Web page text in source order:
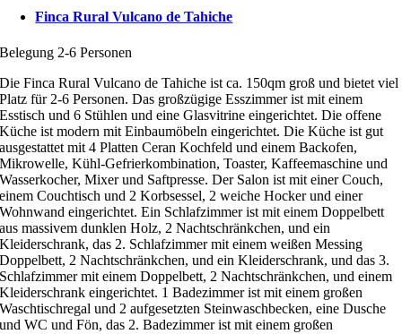
Finca Rural Vulcano de Tahiche
Belegung 2-6 Personen
Die Finca Rural Vulcano de Tahiche ist ca. 150qm groß und bietet viel
Platz für 2-6 Personen. Das großzügige Esszimmer ist mit einem
Esstisch und 6 Stühlen und eine Glasvitrine eingerichtet. Die offene
Küche ist modern mit Einbaumöbeln eingerichtet. Die Küche ist gut
ausgestattet mit 4 Platten Ceran Kochfeld und einem Backofen,
Mikrowelle, Kühl-Gefrierkombination, Toaster, Kaffeemaschine und
Wasserkocher, Mixer und Saftpresse. Der Salon ist mit einer Couch,
einem Couchtisch und 2 Korbsessel, 2 weiche Hocker und einer
Wohnwand eingerichtet. Ein Schlafzimmer ist mit einem Doppelbett
aus massivem dunklen Holz, 2 Nachtschränkchen, und ein
Kleiderschrank, das 2. Schlafzimmer mit einem weißen Messing
Doppelbett, 2 Nachtschränkchen, und ein Kleiderschrank, und das 3.
Schlafzimmer mit einem Doppelbett, 2 Nachtschränkchen, und einem
Kleiderschrank eingerichtet. 1 Badezimmer ist mit einem großen
Waschtischregal und 2 aufgesetzten Steinwaschbecken, eine Dusche
und WC und Fön, das 2. Badezimmer ist mit einem großen